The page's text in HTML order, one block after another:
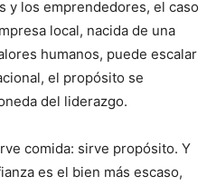
y los emprendedores, el caso
local, nacida de una
humanos, puede escalar
el propósito se
del liderazgo.
comida: sirve propósito. Y
es el bien más escaso,